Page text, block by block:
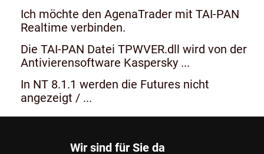
Ich möchte den AgenaTrader mit TAI-PAN
Realtime verbinden.
Die TAI-PAN Datei TPWVER.dll wird von der
Antivierensoftware Kaspersky ...
In NT 8.1.1 werden die Futures nicht
angezeigt / ...
Wir sind für Sie da